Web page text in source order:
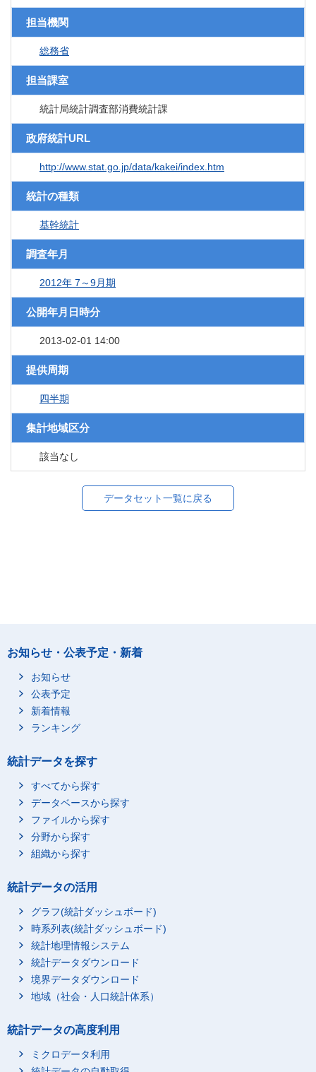
担当機関
総務省
担当課室
統計局統計調査部消費統計課
政府統計URL
http://www.stat.go.jp/data/kakei/index.htm
統計の種類
基幹統計
調査年月
2012年 7～9月期
公開年月日時分
2013-02-01 14:00
提供周期
四半期
集計地域区分
該当なし
データセット一覧に戻る
お知らせ・公表予定・新着
お知らせ
公表予定
新着情報
ランキング
統計データを探す
すべてから探す
データベースから探す
ファイルから探す
分野から探す
組織から探す
統計データの活用
グラフ(統計ダッシュボード)
時系列表(統計ダッシュボード)
統計地理情報システム
統計データダウンロード
境界データダウンロード
地域（社会・人口統計体系）
統計データの高度利用
ミクロデータ利用